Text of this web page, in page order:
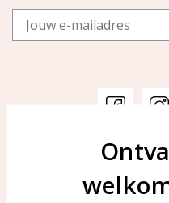
Email
Veelgestelde vragen